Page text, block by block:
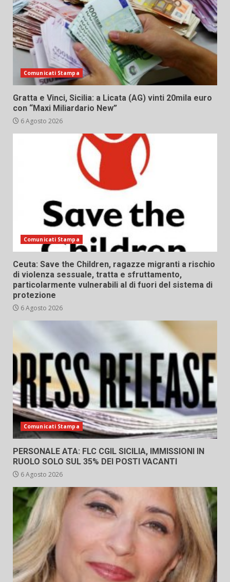
Comunicati Stampa
Gratta e Vinci, Sicilia: a Licata (AG) vinti 20mila euro
con “Maxi Miliardario New”
6 Agosto 2026
Comunicati Stampa
Ceuta: Save the Children, ragazze migranti a rischio
di violenza sessuale, tratta e sfruttamento,
particolarmente vulnerabili al di fuori del sistema di
protezione
6 Agosto 2026
Comunicati Stampa
PERSONALE ATA: FLC CGIL SICILIA, IMMISSIONI IN
RUOLO SOLO SUL 35% DEI POSTI VACANTI
6 Agosto 2026